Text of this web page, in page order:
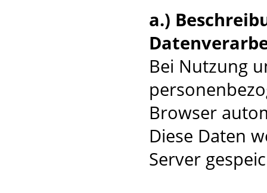
a.)
Bei Nutzung
Browser
Diese Daten
Server